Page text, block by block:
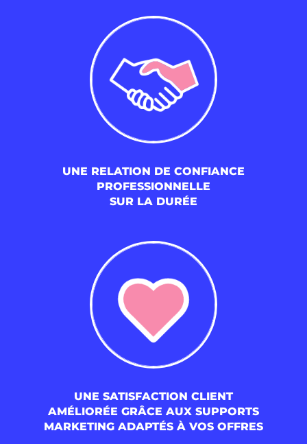
UNE RELATION DE CONFIANCE
PROFESSIONNELLE
SUR LA DURÉE
UNE SATISFACTION CLIENT
AMÉLIORÉE GRÂCE AUX SUPPORTS
MARKETING ADAPTÉS À VOS OFFRES